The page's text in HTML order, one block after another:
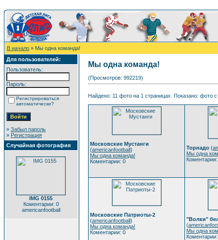
В начало » Мы одна команда!
Для пользователей:
Пользователь:
Пароль:
Регистрироваться
автоматически?
» Забыл пароль
» Регистрация
Случайная фотография
IMG 0155
Коментарии: 0
americanfootball
Мы одна команда!
(Просмотров: 992219)
Найдено: 11 фото на 1 страницах. Показано: фото с
Московские Мустанги
(americanfootball)
Мы одна команда!
Коментарии: 0
Торнадо (
Мы одна
Московские Патриоты-2
(americanfootball)
Мы одна команда!
Коментарии: 0
"Волки"
(
Мы одна